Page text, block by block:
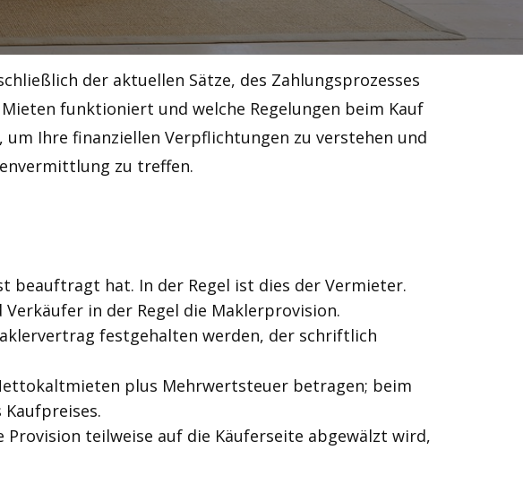
der aktuellen Sätze, des Zahlungsprozesses
funktioniert und welche Regelungen beim Kauf
Ihre finanziellen Verpflichtungen zu verstehen und
zu treffen.
beauftragt hat. In der Regel ist dies der Vermieter.
in der Regel die Maklerprovision.
festgehalten werden, der schriftlich
plus Mehrwertsteuer betragen; beim
Provision teilweise auf die Käuferseite abgewälzt wird,